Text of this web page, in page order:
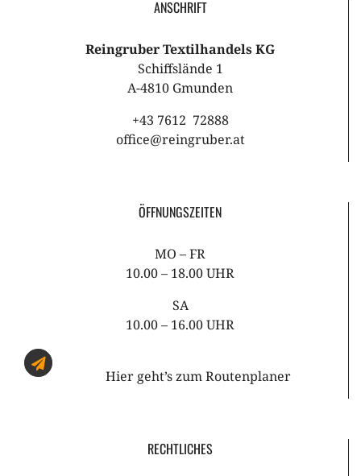
ANSCHRIFT
Reingruber Textilhandels KG
Schiffslände 1
A-4810 Gmunden
+43 7612 72888
office@reingruber.at
ÖFFNUNGSZEITEN
MO – FR
10.00 – 18.00 UHR
SA
10.00 – 16.00 UHR
Hier geht’s zumRoutenplaner
RECHTLICHES